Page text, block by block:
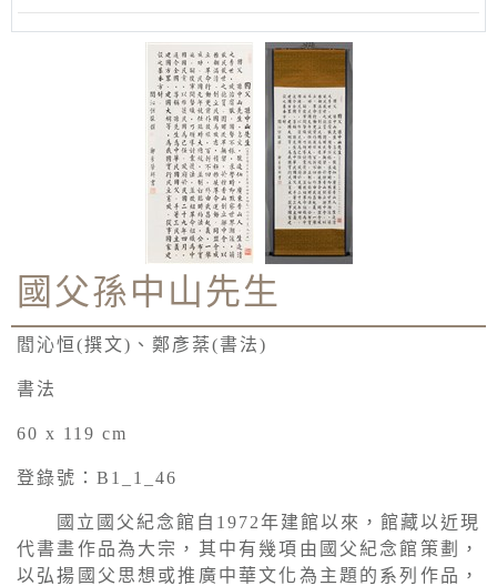
國父孫中山先生
閻沁恒(撰文)、鄭彥棻(書法)
書法
60 x 119 cm
登錄號：B1_1_46
國立國父紀念館自1972年建館以來，館藏以近現
代書畫作品為大宗，其中有幾項由國父紀念館策劃，
以弘揚國父思想或推廣中華文化為主題的系列作品，